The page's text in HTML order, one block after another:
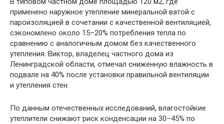
применено наружное утепление минеральной ватой с
пароизоляцией в сочетании с качественной вентиляцией,
сэкономлено около 15–20% потребления тепла по
сравнению с аналогичным домом без качественного
утепления. Виктор, владелец частного дома из
Ленинградской области, отмечал сниженную влажность в
подвале на 40% после установки правильной вентиляции
и утепления стен.
По данным отечественных исследований, влагостойкие
утеплители снижают риск конденсации на 30–45% по